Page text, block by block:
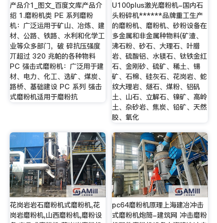
产品介1_图文_百度文库产品介
绍 1.磨粉机类 PE 系列磨粉
机：广泛运用于矿山、冶炼、建
材、公路、铁路、水利和化学工
业等众多部门，破 碎抗压强度
丌超过 320 兆帕的各种物料
PC 强击式磨粉机：广泛用于建
材、电力、化工、选矿、煤炭、
路桥、基础建设 PC 系列 强击
式磨粉机适用于磨粉抗
U100plus激光磨粉机-国内石
头粉碎机******品牌重工生产
的磨粉机、磨粉机、砂粉设备在
多金属和非金属种物料(矿渣、
沸石粉、砂石、大理石、叶腊
岩、硫酸铝、水镁石、钛铁金红
石、金刚砂、硫矿、稀土、锡
矿、石棉、硅灰石、花岗岩、蛇
纹大理岩、燧石、煤粉、铝矾
土、山石、立解石、镍矿、高岭
土、杂砂岩、焦炭、铅矿、天然
胶、氧化
花岗岩岩石磨粉机式磨粉机,花
岗岩磨粉机,山西磨粉机,磨粉设
pc64磨粉机原理上海建冶冲击
式磨粉机炮筒-建筑网 冲击磨粉